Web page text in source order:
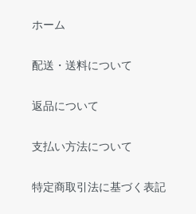
ホーム
配送・送料について
返品について
支払い方法について
特定商取引法に基づく表記